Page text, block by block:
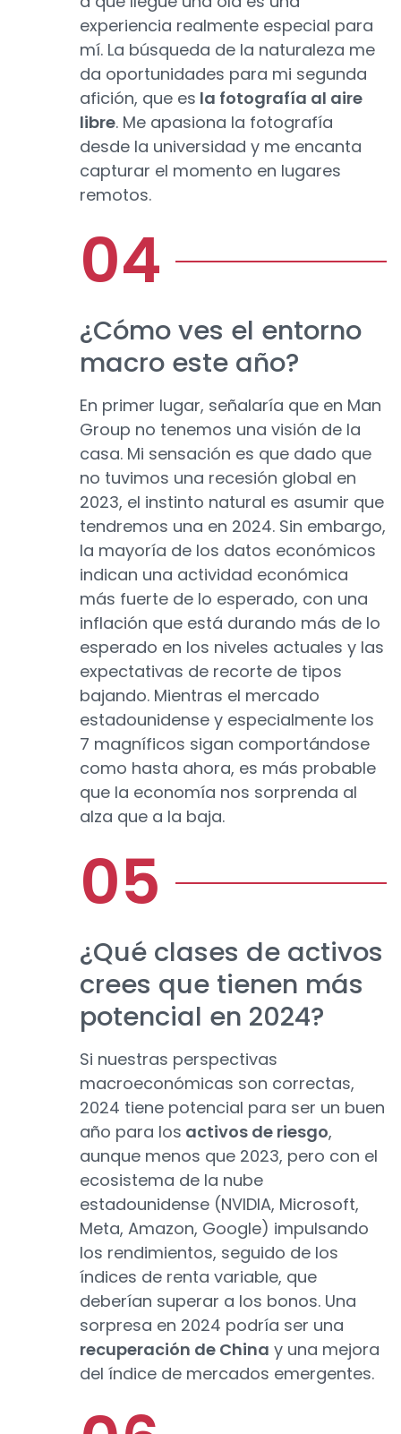
experiencia realmente especial para
mí. La búsqueda de la naturaleza me
da oportunidades para mi segunda
afición, que es la fotografía al aire
libre. Me apasiona la fotografía
desde la universidad y me encanta
capturar el momento en lugares
remotos.
¿Cómo ves el entorno
macro este año?
En primer lugar, señalaría que en Man
Group no tenemos una visión de la
casa. Mi sensación es que dado que
no tuvimos una recesión global en
2023, el instinto natural es asumir que
tendremos una en 2024. Sin embargo,
la mayoría de los datos económicos
indican una actividad económica
más fuerte de lo esperado, con una
inflación que está durando más de lo
esperado en los niveles actuales y las
expectativas de recorte de tipos
bajando. Mientras el mercado
estadounidense y especialmente los
7 magníficos sigan comportándose
como hasta ahora, es más probable
que la economía nos sorprenda al
alza que a la baja.
¿Qué clases de activos
crees que tienen más
potencial en 2024?
Si nuestras perspectivas
macroeconómicas son correctas,
2024 tiene potencial para ser un buen
año para los activos de riesgo,
aunque menos que 2023, pero con el
ecosistema de la nube
estadounidense (NVIDIA, Microsoft,
Meta, Amazon, Google) impulsando
los rendimientos, seguido de los
índices de renta variable, que
deberían superar a los bonos. Una
sorpresa en 2024 podría ser una
recuperación de China y una mejora
del índice de mercados emergentes.